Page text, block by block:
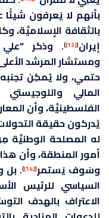
بأنهم لا يَعرفون شيئًا
بالثقافة الإسلاميَّة،
إيران(
[13]
). وذكر “علي
ومستشار المرشد
حتمي، ولا يُمكِن
المالي
الفلسطينيَّة، وأن
يُدركون حقيقة
له المصلحة الوطنيَّة
أمور المنطقة، وأن هذا
وسَوف يَستمر(
[14]
). بل
السياسي للرئيس
الاعتراف بالهدف